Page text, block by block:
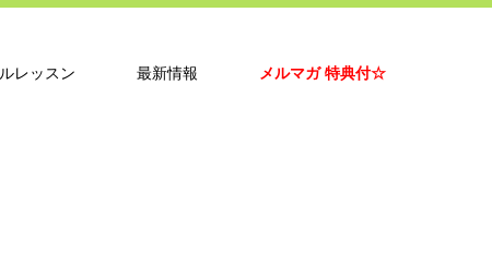
レッスン 最新情報 メルマガ 特典付☆